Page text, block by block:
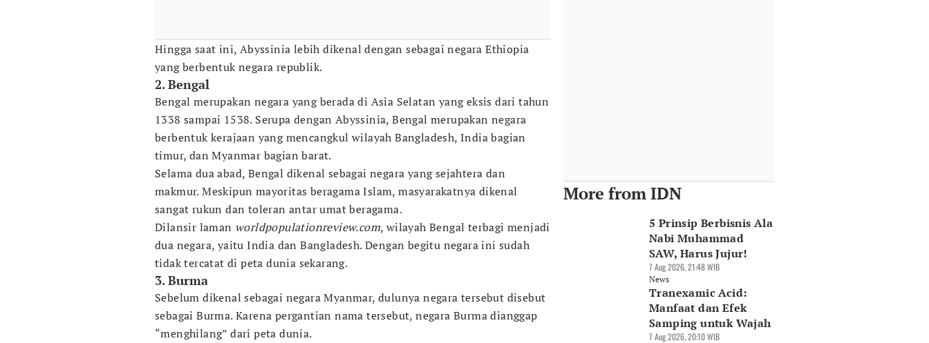
Hingga saat ini, Abyssinia lebih dikenal dengan sebagai negara Ethiopia
yang berbentuk negara republik.
2. Bengal
Bengal merupakan negara yang berada di Asia Selatan yang eksis dari tahun
1338 sampai 1538. Serupa dengan Abyssinia, Bengal merupakan negara
berbentuk kerajaan yang mencangkul wilayah Bangladesh, India bagian
timur, dan Myanmar bagian barat.
Selama dua abad, Bengal dikenal sebagai negara yang sejahtera dan
makmur. Meskipun mayoritas beragama Islam, masyarakatnya dikenal
sangat rukun dan toleran antar umat beragama.
Dilansir laman worldpopulationreview.com, wilayah Bengal terbagi menjadi
dua negara, yaitu India dan Bangladesh. Dengan begitu negara ini sudah
tidak tercatat di peta dunia sekarang.
3. Burma
Sebelum dikenal sebagai negara Myanmar, dulunya negara tersebut disebut
sebagai Burma. Karena pergantian nama tersebut, negara Burma dianggap
“menghilang” dari peta dunia.
More from IDN
5 Prinsip Berbisnis Ala
Nabi Muhammad
SAW, Harus Jujur!
7 Aug 2026, 21:48 WIB
News
Tranexamic Acid:
Manfaat dan Efek
Samping untuk Wajah
7 Aug 2026, 20:10 WIB